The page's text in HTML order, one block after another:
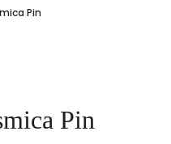
Pin
Pin